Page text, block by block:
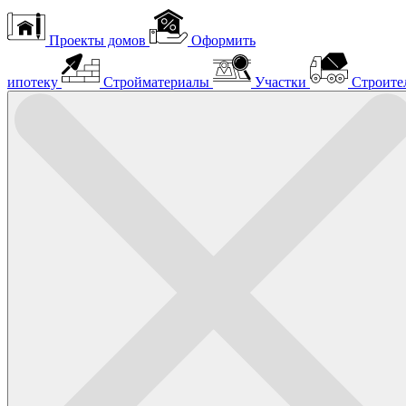
Проекты домов Оформить
ипотеку Стройматериалы Участки